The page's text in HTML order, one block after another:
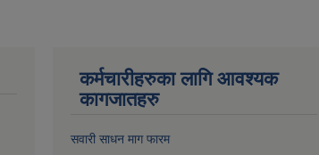
कर्मचारीहरुका लागि आवश्यक
कागजातहरु
सवारी साधन माग फारम